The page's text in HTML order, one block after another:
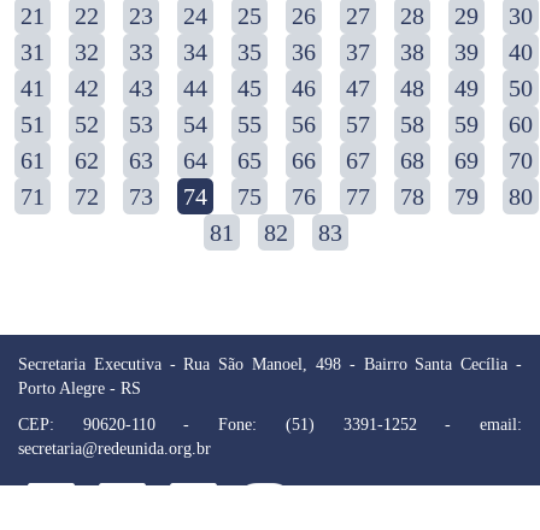
21
22 23 24 25 26 27 28 29
30
31
32 33 34 35 36 37 38 39
40
41
42 43 44 45 46 47 48 49
50
51
52 53 54 55 56 57 58 59
60
61
62 63 64 65 66 67 68 69
70
71
72 73 74 75 76 77 78 79
80
81
82 83
Secretaria Executiva - Rua São Manoel, 498 - Bairro Santa Cecília -
Porto Alegre - RS
CEP: 90620-110 - Fone: (51) 3391-1252 - email:
secretaria@redeunida.org.br